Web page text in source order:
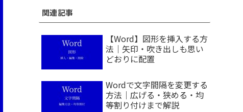
関連記事
【Word】図形を挿入する方
法｜矢印・吹き出しも思い
どおりに配置
Wordで文字間隔を変更する
方法｜広げる・狭める・均
等割り付けまで解説